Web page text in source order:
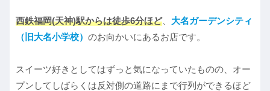
西鉄福岡(天神)駅からは徒歩6分ほど、 大名ガーデンシティ
（旧大名小学校） のお向かいにあるお店です。
スイーツ好きとしてはずっと気になっていたものの、オー
プンしてしばらくは反対側の道路にまで行列ができるほど